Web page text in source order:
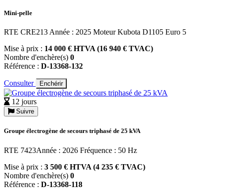
Mini-pelle
RTE CRE213 Année : 2025 Moteur Kubota D1105 Euro 5
Mise à prix : 14 000 € HTVA (16 940 € TVAC)
Nombre d'enchère(s) 0
Référence : D-13368-132
Consulter Enchérir
12 jours
Suivre
Groupe électrogène de secours triphasé de 25 kVA
RTE 7423Année : 2026 Fréquence : 50 Hz
Mise à prix : 3 500 € HTVA (4 235 € TVAC)
Nombre d'enchère(s) 0
Référence : D-13368-118